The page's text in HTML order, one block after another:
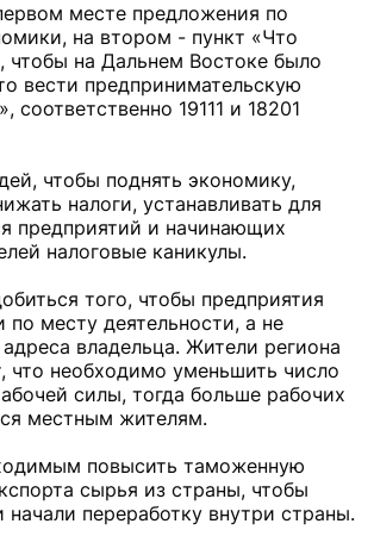
месте предложения по
на втором - пункт «Что
чтобы на Дальнем Востоке было
вести предпринимательскую
соответственно 19111 и 18201
чтобы поднять экономику,
налоги, устанавливать для
предприятий и начинающих
налоговые каникулы.
того, чтобы предприятия
по месту деятельности, а не
владельца. Жители региона
что необходимо уменьшить число
силы, тогда больше рабочих
местным жителям.
повысить таможенную
сырья из страны, чтобы
начали переработку внутри страны.